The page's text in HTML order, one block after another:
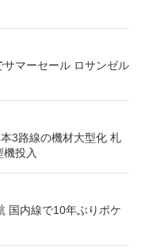
マーセール ロサンゼル
3路線の機材大型化 札
投入
国内線で10年ぶりポケ